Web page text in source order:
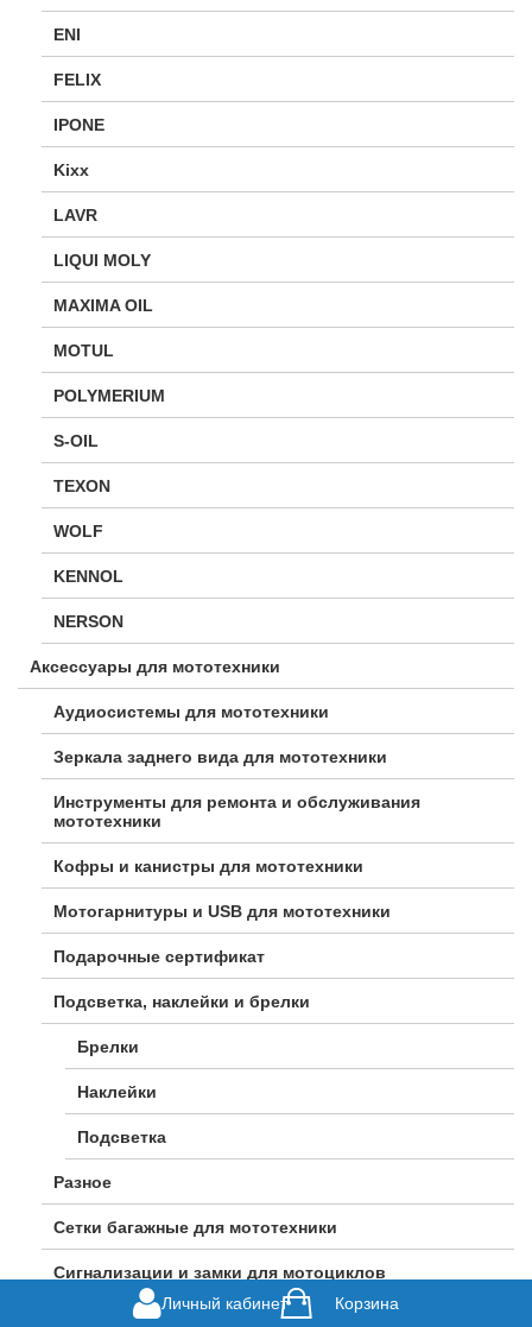
ENI
FELIX
IPONE
Kixx
LAVR
LIQUI MOLY
MAXIMA OIL
MOTUL
POLYMERIUM
S-OIL
TEXON
WOLF
KENNOL
NERSON
Аксессуары для мототехники
Аудиосистемы для мототехники
Зеркала заднего вида для мототехники
Инструменты для ремонта и обслуживания
мототехники
Кофры и канистры для мототехники
Мотогарнитуры и USB для мототехники
Подарочные сертификат
Подсветка, наклейки и брелки
Брелки
Наклейки
Подсветка
Разное
Сетки багажные для мототехники
Сигнализации и замки для мотоциклов
Сумки и рюкзаки для мотоциклистов
Личный кабинет Корзина